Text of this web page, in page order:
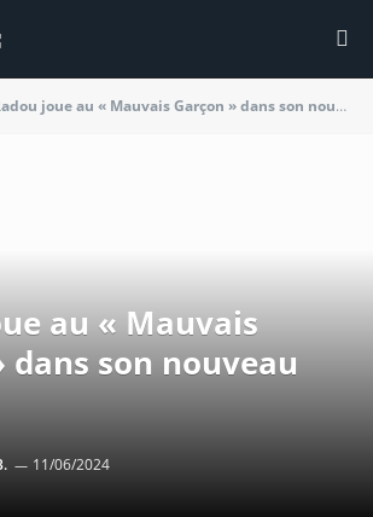
joue au « Mauvais Garçon » dans son nouveau clip
au « Mauvais
dans son nouveau
11/06/2024